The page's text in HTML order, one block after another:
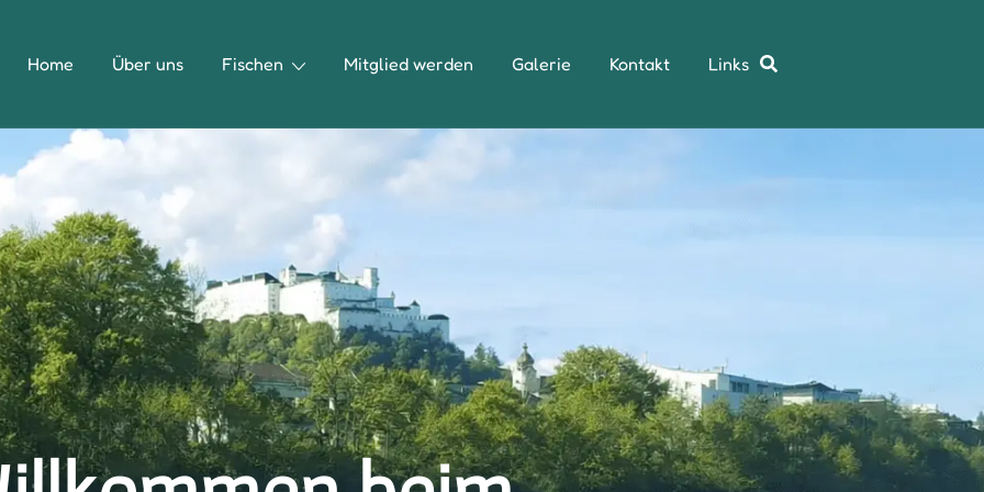
Home Über uns Fischen Mitglied werden Galerie Kontakt Links